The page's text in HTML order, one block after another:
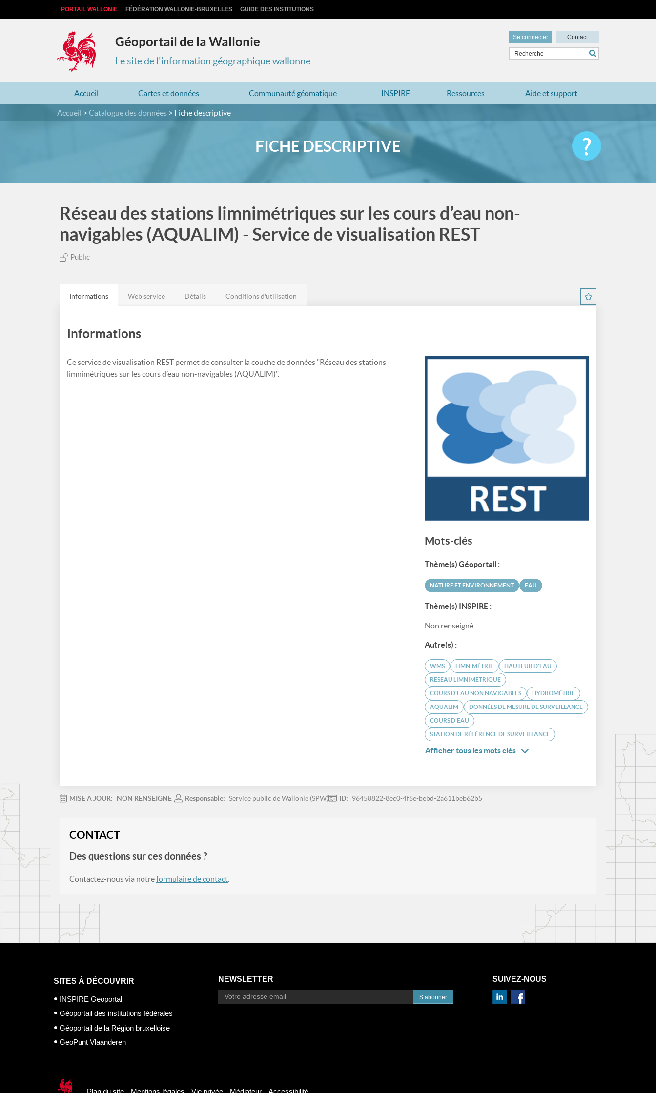
PORTAIL WALLONIE FÉDÉRATION WALLONIE-BRUXELLES GUIDE DES INSTITUTIONS
Géoportail de la Wallonie
Le site de l'information géographique wallonne
Se connecter Contact
Accueil Cartes et données Communauté géomatique INSPIRE Ressources Aide et support
Accueil Catalogue des données Fiche descriptive
FICHE DESCRIPTIVE
Réseau des stations limnimétriques sur les cours d’eau non-
navigables (AQUALIM) - Service de visualisation REST
Public
Informations Web service Détails Conditions d'utilisation
Informations
Ce service de visualisation REST permet de consulter la couche de données "Réseau des stations
limnimétriques sur les cours d’eau non-navigables (AQUALIM)".
Mots-clés
Thème(s) Géoportail :
NATURE ET ENVIRONNEMENT EAU
Thème(s) INSPIRE :
Non renseigné
Autre(s) :
WMS LIMNIMÉTRIE HAUTEUR D'EAU
RÉSEAU LIMNIMÉTRIQUE
COURS D'EAU NON NAVIGABLES HYDROMÉTRIE
AQUALIM DONNÉES DE MESURE DE SURVEILLANCE
COURS D'EAU
STATION DE RÉFÉRENCE DE SURVEILLANCE
Afficher tous les mots clés
MISE À JOUR: NON RENSEIGNÉ Responsable: Service public de Wallonie (SPW) ID: 96458822-8ec0-4f6e-bebd-2a611beb62b5
CONTACT
Des questions sur ces données ?
Contactez-nous via notreformulaire de contact.
SITES À DÉCOUVRIR
INSPIRE Geoportal
Géoportail des institutions fédérales
Géoportail de la Région bruxelloise
GeoPunt Vlaanderen
NEWSLETTER
S’abonner
SUIVEZ-NOUS
Plan du site Mentions légales Vie privée Médiateur Accessibilité